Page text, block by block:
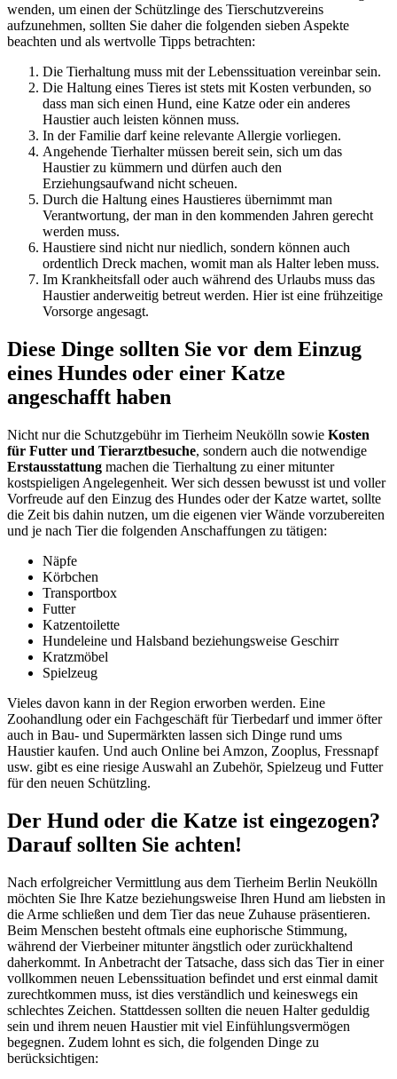
wenden, um einen der Schützlinge des Tierschutzvereins
aufzunehmen, sollten Sie daher die folgenden sieben Aspekte
beachten und als wertvolle Tipps betrachten:
Die Tierhaltung muss mit der Lebenssituation vereinbar sein.
Die Haltung eines Tieres ist stets mit Kosten verbunden, so
dass man sich einen Hund, eine Katze oder ein anderes
Haustier auch leisten können muss.
In der Familie darf keine relevante Allergie vorliegen.
Angehende Tierhalter müssen bereit sein, sich um das
Haustier zu kümmern und dürfen auch den
Erziehungsaufwand nicht scheuen.
Durch die Haltung eines Haustieres übernimmt man
Verantwortung, der man in den kommenden Jahren gerecht
werden muss.
Haustiere sind nicht nur niedlich, sondern können auch
ordentlich Dreck machen, womit man als Halter leben muss.
Im Krankheitsfall oder auch während des Urlaubs muss das
Haustier anderweitig betreut werden. Hier ist eine frühzeitige
Vorsorge angesagt.
Diese Dinge sollten Sie vor dem Einzug
eines Hundes oder einer Katze
angeschafft haben
Nicht nur die Schutzgebühr im Tierheim Neukölln sowie Kosten
für Futter und Tierarztbesuche, sondern auch die notwendige
Erstausstattung machen die Tierhaltung zu einer mitunter
kostspieligen Angelegenheit. Wer sich dessen bewusst ist und voller
Vorfreude auf den Einzug des Hundes oder der Katze wartet, sollte
die Zeit bis dahin nutzen, um die eigenen vier Wände vorzubereiten
und je nach Tier die folgenden Anschaffungen zu tätigen:
Näpfe
Körbchen
Transportbox
Futter
Katzentoilette
Hundeleine und Halsband beziehungsweise Geschirr
Kratzmöbel
Spielzeug
Vieles davon kann in der Region erworben werden. Eine
Zoohandlung oder ein Fachgeschäft für Tierbedarf und immer öfter
auch in Bau- und Supermärkten lassen sich Dinge rund ums
Haustier kaufen. Und auch Online bei Amzon, Zooplus, Fressnapf
usw. gibt es eine riesige Auswahl an Zubehör, Spielzeug und Futter
für den neuen Schützling.
Der Hund oder die Katze ist eingezogen?
Darauf sollten Sie achten!
Nach erfolgreicher Vermittlung aus dem Tierheim Berlin Neukölln
möchten Sie Ihre Katze beziehungsweise Ihren Hund am liebsten in
die Arme schließen und dem Tier das neue Zuhause präsentieren.
Beim Menschen besteht oftmals eine euphorische Stimmung,
während der Vierbeiner mitunter ängstlich oder zurückhaltend
daherkommt. In Anbetracht der Tatsache, dass sich das Tier in einer
vollkommen neuen Lebenssituation befindet und erst einmal damit
zurechtkommen muss, ist dies verständlich und keineswegs ein
schlechtes Zeichen. Stattdessen sollten die neuen Halter geduldig
sein und ihrem neuen Haustier mit viel Einfühlungsvermögen
begegnen. Zudem lohnt es sich, die folgenden Dinge zu
berücksichtigen: